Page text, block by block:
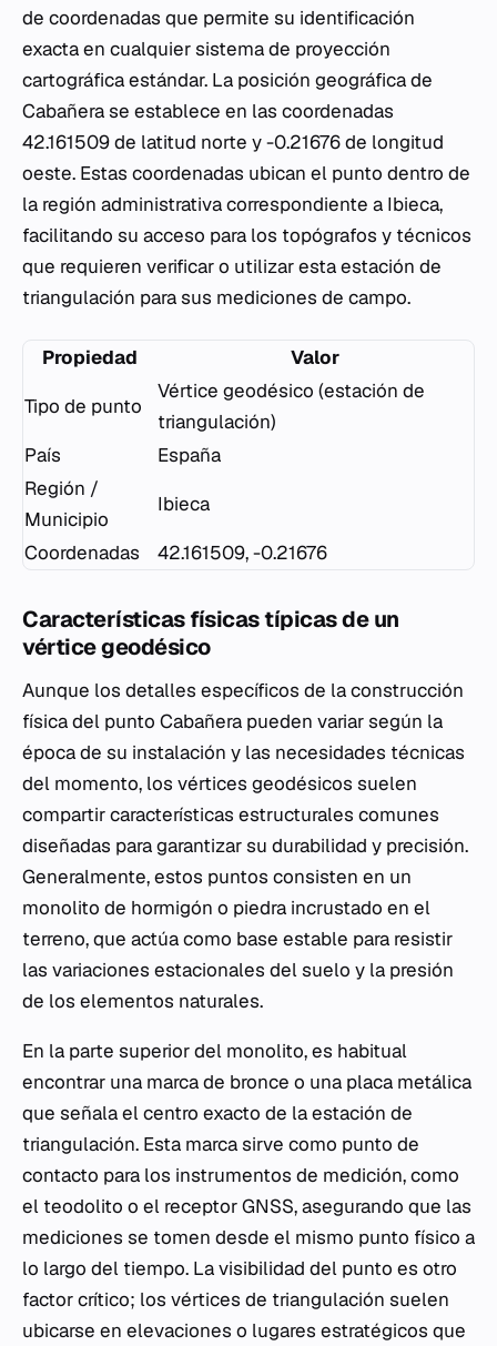
de coordenadas que permite su identificación
exacta en cualquier sistema de proyección
cartográfica estándar. La posición geográfica de
Cabañera se establece en las coordenadas
42.161509 de latitud norte y -0.21676 de longitud
oeste. Estas coordenadas ubican el punto dentro de
la región administrativa correspondiente a Ibieca,
facilitando su acceso para los topógrafos y técnicos
que requieren verificar o utilizar esta estación de
triangulación para sus mediciones de campo.
Propiedad
Valor
Tipo de punto
Vértice geodésico (estación de
triangulación)
País
España
Región /
Municipio
Ibieca
Coordenadas
42.161509, -0.21676
Características físicas típicas de un
vértice geodésico
Aunque los detalles específicos de la construcción
física del punto Cabañera pueden variar según la
época de su instalación y las necesidades técnicas
del momento, los vértices geodésicos suelen
compartir características estructurales comunes
diseñadas para garantizar su durabilidad y precisión.
Generalmente, estos puntos consisten en un
monolito de hormigón o piedra incrustado en el
terreno, que actúa como base estable para resistir
las variaciones estacionales del suelo y la presión
de los elementos naturales.
En la parte superior del monolito, es habitual
encontrar una marca de bronce o una placa metálica
que señala el centro exacto de la estación de
triangulación. Esta marca sirve como punto de
contacto para los instrumentos de medición, como
el teodolito o el receptor GNSS, asegurando que las
mediciones se tomen desde el mismo punto físico a
lo largo del tiempo. La visibilidad del punto es otro
factor crítico; los vértices de triangulación suelen
ubicarse en elevaciones o lugares estratégicos que